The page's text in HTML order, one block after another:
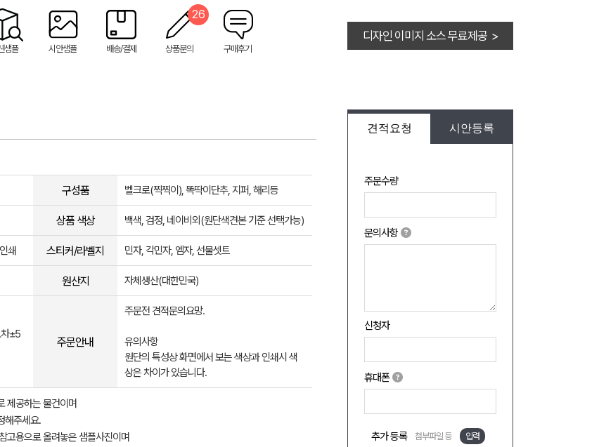
샘플 시안샘플 배송/결제 상품문의
26
구매후기
디자인 이미지 소스 무료제공 >
견적요청 시안등록
주문수량
문의사항
신청자
휴대폰
추가 등록 첨부파일 등 입력
구성품 벨크로(찍찍이), 똑딱이단추, 지퍼, 해리등
상품 색상 백색, 검정, 네이비외(원단색견본 기준 선택가능)
쇄 스티커/라벨지 민자, 각민자, 엠자, 선물셋트
원산지 자체생산(대한민국)
±5
주문안내
주문전 견적문의요망.
유의사항
원단의 특성상 화면에서 보는 색상과 인쇄시 색
상은 차이가 있습니다.
제공하는 물건이며
해주세요.
고용으로 올려놓은 샘플사진이며